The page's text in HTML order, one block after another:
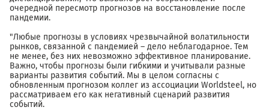
очередной пересмотр прогнозов на восстановление после
пандемии.
"Любые прогнозы в условиях чрезвычайной волатильности
рынков, связанной с пандемией – дело неблагодарное. Тем
не менее, без них невозможно эффективное планирование.
Важно, чтобы прогнозы были гибкими и учитывали разные
варианты развития событий. Мы в целом согласны с
обновленным прогнозом коллег из ассоциации Worldsteel, но
рассматриваем его как негативный сценарий развития
событий.